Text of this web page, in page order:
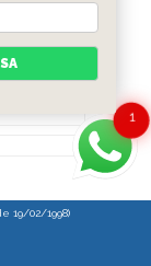
19/02/1998)
1